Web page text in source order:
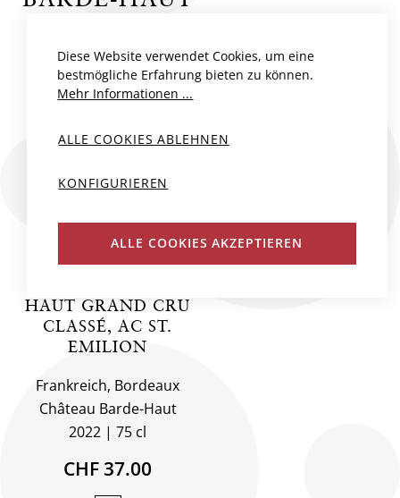
HAUT GRAND CRU
CLASSÉ, AC ST.
EMILION
Frankreich, Bordeaux
Château Barde-Haut
2022
75 cl
CHF 37.00
Diese Website verwendet Cookies, um eine
bestmögliche Erfahrung bieten zu können.
Mehr Informationen ...
ALLE COOKIES ABLEHNEN
KONFIGURIEREN
ALLE COOKIES AKZEPTIEREN